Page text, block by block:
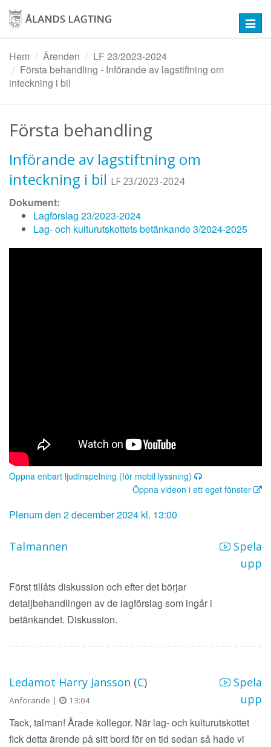
Hoppa
huvudinnehåll
Hem
Ärenden
LF 23/2023-2024
Första behandling - Införande av lagstiftning om
inteckning i bil
Första behandling
Införande av lagstiftning om
inteckning i bil LF 23/2023-2024
Dokument:
Lagförslag 23/2023-2024
Lag- och kulturutskottets betänkande 3/2024-2025
Öppna enbart ljudinspelning (för mobil lyssning)
Öppna videon i ett eget fönster
Plenum den 2 december 2024 kl. 13:00
Talmannen
Spela
upp
Först tillåts diskussion och efter det börjar
detaljbehandlingen av de lagförslag som ingår i
betänkandet. Diskussion.
Ledamot Harry Jansson (C)
Anförande | 13:04
Spela
upp
Tack, talman! Ärade kollegor. När lag- och kulturutskottet
fick detta ärende på sitt bord för en tid sedan så hade vi